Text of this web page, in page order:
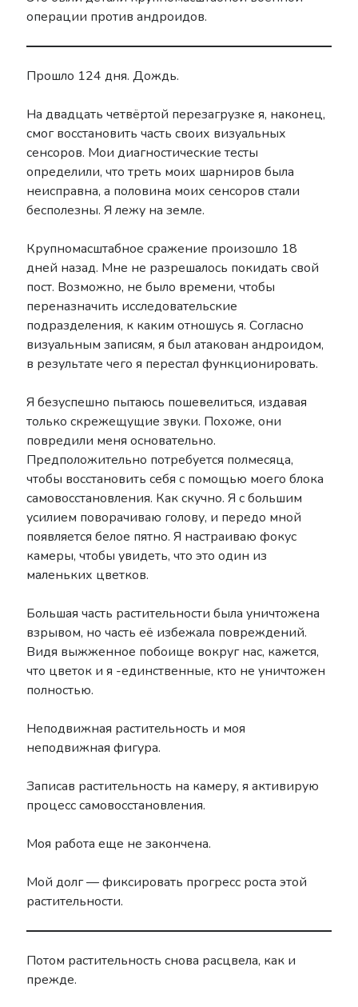
операции против андроидов.
Прошло 124 дня. Дождь.
На двадцать четвёртой перезагрузке я, наконец,
смог восстановить часть своих визуальных
сенсоров. Мои диагностические тесты
определили, что треть моих шарниров была
неисправна, а половина моих сенсоров стали
бесполезны. Я лежу на земле.
Крупномасштабное сражение произошло 18
дней назад. Мне не разрешалось покидать свой
пост. Возможно, не было времени, чтобы
переназначить исследовательские
подразделения, к каким отношусь я. Согласно
визуальным записям, я был атакован андроидом,
в результате чего я перестал функционировать.
Я безуспешно пытаюсь пошевелиться, издавая
только скрежещущие звуки. Похоже, они
повредили меня основательно.
Предположительно потребуется полмесяца,
чтобы восстановить себя с помощью моего блока
самовосстановления. Как скучно. Я с большим
усилием поворачиваю голову, и передо мной
появляется белое пятно. Я настраиваю фокус
камеры, чтобы увидеть, что это один из
маленьких цветков.
Большая часть растительности была уничтожена
взрывом, но часть её избежала повреждений.
Видя выжженное побоище вокруг нас, кажется,
что цветок и я -единственные, кто не уничтожен
полностью.
Неподвижная растительность и моя
неподвижная фигура.
Записав растительность на камеру, я активирую
процесс самовосстановления.
Моя работа еще не закончена.
Мой долг — фиксировать прогресс роста этой
растительности.
Потом растительность снова расцвела, как и
прежде.